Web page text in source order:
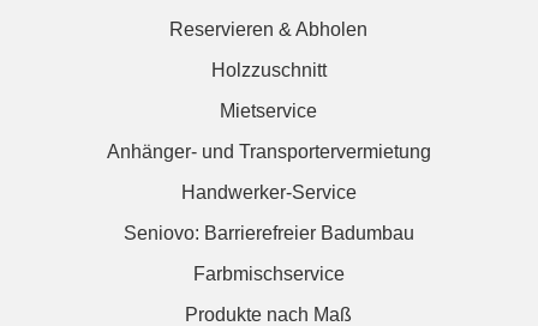
Reservieren & Abholen
Holzzuschnitt
Mietservice
Anhänger- und Transportervermietung
Handwerker-Service
Seniovo: Barrierefreier Badumbau
Farbmischservice
Produkte nach Maß